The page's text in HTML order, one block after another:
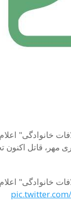
خانوادگی"
خبری مهر، قاتل
خانوادگی"